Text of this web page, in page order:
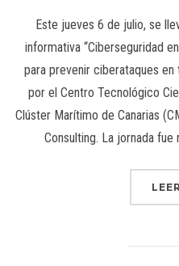
Este jueves 6 de julio, se
informativa “Ciberseguridad
para prevenir ciberataques en
por el Centro Tecnológico
Clúster Marítimo de Canarias
Consulting. La jornada